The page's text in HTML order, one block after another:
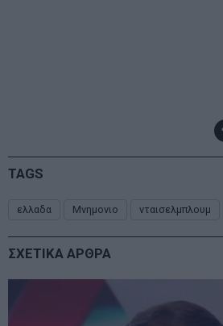
TAGS
ελλαδα Μνημονιο νταισελμπλουμ
ΣΧΕΤΙΚΑ ΑΡΘΡΑ